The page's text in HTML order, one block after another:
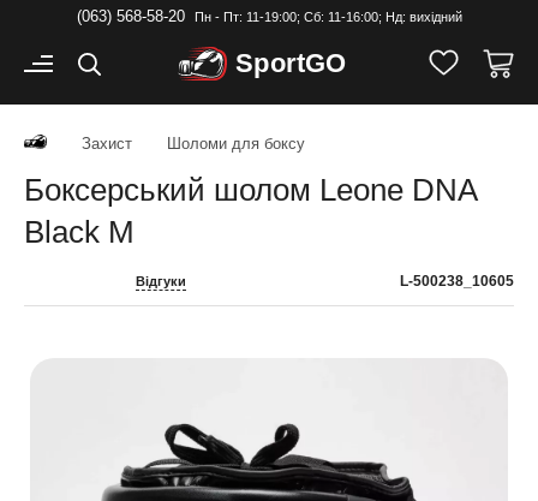
(063) 568-58-20 Пн - Пт: 11-19:00; Cб: 11-16:00; Нд: вихідний
SportGO
Захист Шоломи для боксу
Боксерський шолом Leone DNA
Black M
Відгуки L-500238_10605